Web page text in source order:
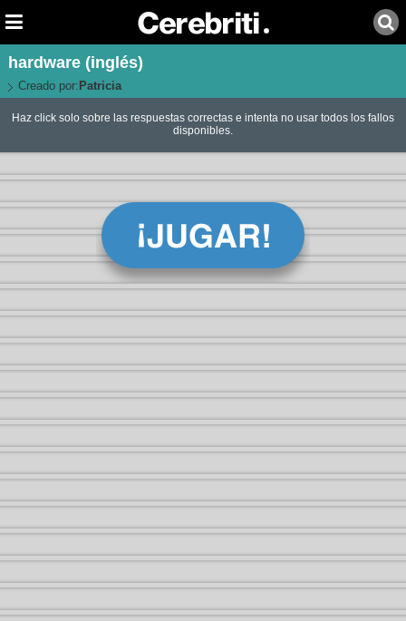
hardware (inglés)
Creado por: Patricia
Haz click solo sobre las respuestas correctas e intenta no usar todos los fallos
disponibles.